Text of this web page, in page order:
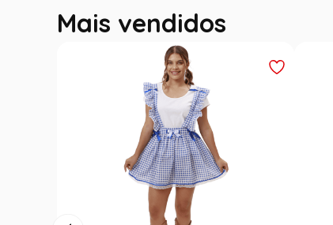
Mais vendidos